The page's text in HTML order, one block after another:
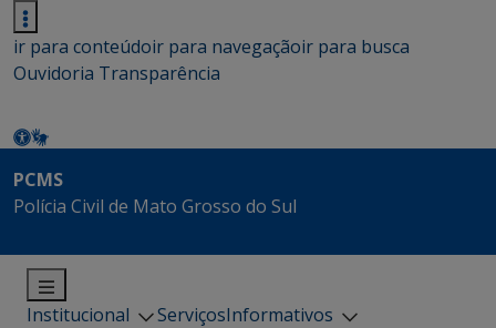
ir para conteúdoir para navegaçãoir para busca
Ouvidoria Transparência
PCMS
Polícia Civil de Mato Grosso do Sul
Institucional ServiçosInformativos